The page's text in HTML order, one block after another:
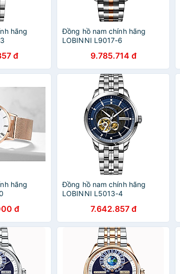
hãng
đ
Đồng hồ nam chính hãng
LOBINNI L9017-6
9.785.714 đ
hãng
đ
Đồng hồ nam chính hãng
LOBINNI L5013-4
7.642.857 đ